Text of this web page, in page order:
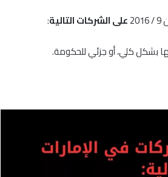
على الشركات التالية:
بشكل كلي، أو جزئي للحكومة.